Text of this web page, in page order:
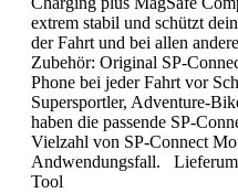
extrem stabil und schützt
der Fahrt und bei allen
Zubehör: Original SP-
Phone bei jeder Fahrt vor
Supersportler, Adventure-
haben die passende SP-
Vielzahl von SP-Connect
Andwendungsfall.
Tool